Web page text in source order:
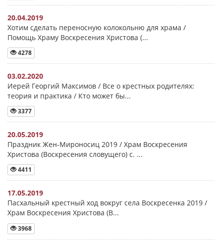
20.04.2019
Хотим сделать переносную колокольню для храма /
Помощь Храму Воскресения Христова (...
4278
03.02.2020
Иерей Георгий Максимов / Все о крестных родителях:
теория и практика / Кто может бы...
3377
20.05.2019
Праздник Жен-Мироносиц 2019 / Храм Воскресения
Христова (Воскресения словущего) с. ...
4411
17.05.2019
Пасхальный крестный ход вокруг села Воскресенка 2019 /
Храм Воскресения Христова (В...
3968